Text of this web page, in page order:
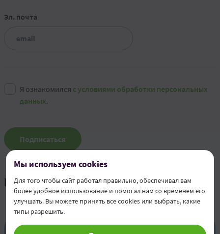
Эл. почта
Я ознакомился с условиями обработки персональных
данных.
Подписаться
Новости и мероприятия
Мы используем cookies
Для того чтобы сайт работал правильно, обеспечивал вам
более удобное использование и помогал нам со временем его
улучшать. Вы можете принять все cookies или выбрать, какие
типы разрешить.